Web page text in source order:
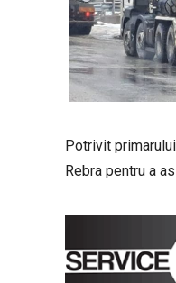
Potrivit
Rebra pentru a